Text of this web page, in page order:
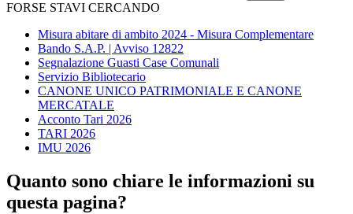
FORSE STAVI CERCANDO
Misura abitare di ambito 2024 - Misura Complementare
Bando S.A.P. | Avviso 12822
Segnalazione Guasti Case Comunali
Servizio Bibliotecario
CANONE UNICO PATRIMONIALE E CANONE
MERCATALE
Acconto Tari 2026
TARI 2026
IMU 2026
Quanto sono chiare le informazioni su
questa pagina?